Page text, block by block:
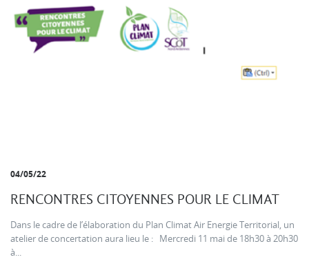
04/05/22
RENCONTRES CITOYENNES POUR LE CLIMAT
Dans le cadre de l’élaboration du Plan Climat Air Energie Territorial, un
atelier de concertation aura lieu le : Mercredi 11 mai de 18h30 à 20h30
à...